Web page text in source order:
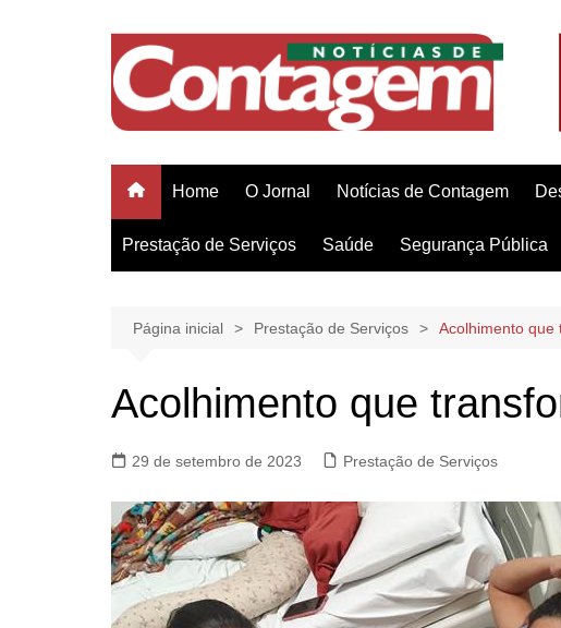
Home O Jornal Notícias de Contagem
Prestação de Serviços Saúde Segurança Pública
Página inicial Prestação de Serviços Acolhimento que
Acolhimento que
29 de setembro de 2023 Prestação de Serviços